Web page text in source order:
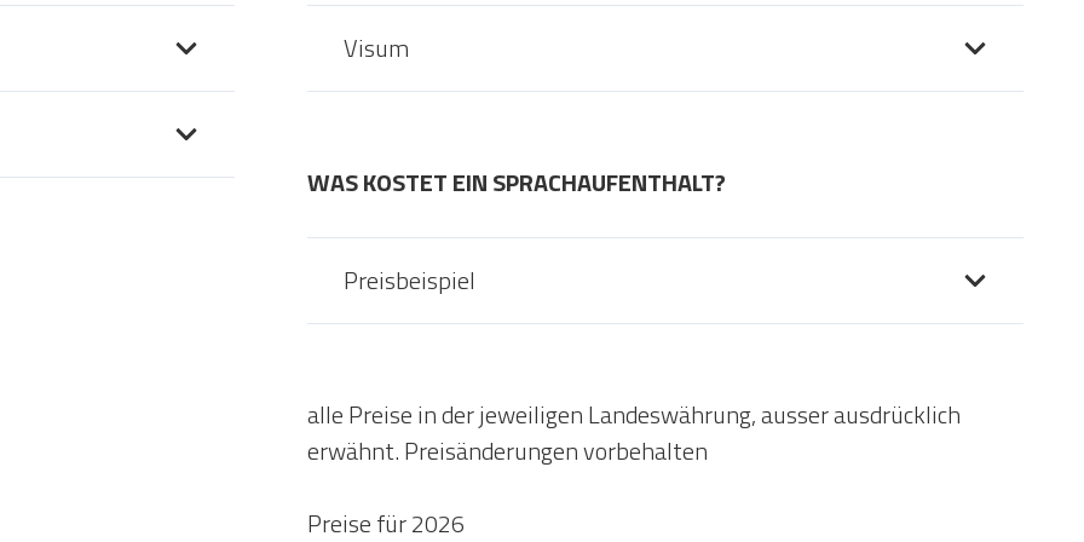
Visum
WAS KOSTET EIN SPRACHAUFENTHALT?
Preisbeispiel
alle Preise in der jeweiligen Landeswährung, ausser ausdrücklich
erwähnt. Preisänderungen vorbehalten
Preise für 2026